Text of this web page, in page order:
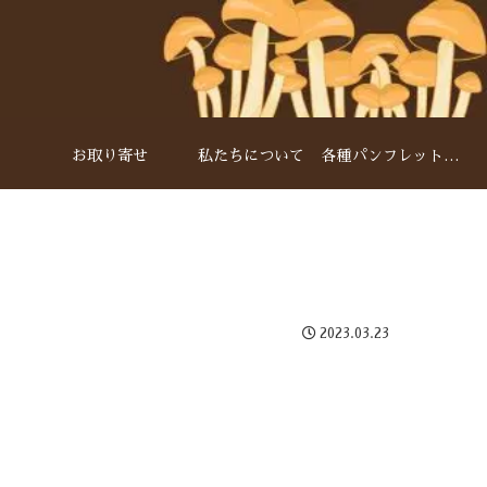
お取り寄せ 私たちについて 各種パンフレットダウンロード
2023.03.23